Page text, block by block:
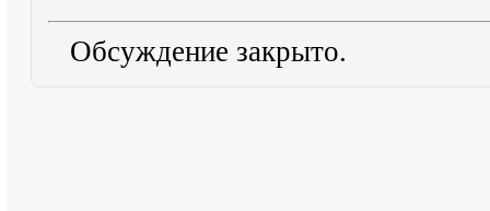
Обсуждение закрыто.